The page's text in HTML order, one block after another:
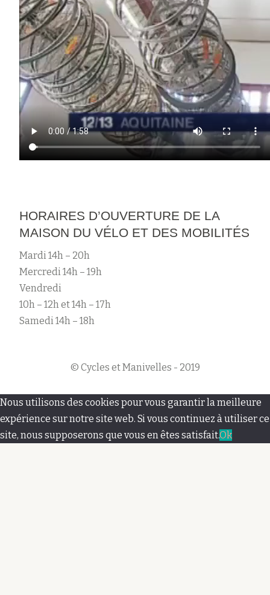
HORAIRES D’OUVERTURE DE LA
MAISON DU VÉLO ET DES MOBILITÉS
Mardi 14h – 20h
Mercredi 14h – 19h
Vendredi
10h – 12h et 14h – 17h
Samedi 14h – 18h
© Cycles et Manivelles - 2019
M
e
n
Nous utilisons des cookies pour vous garantir la meilleure
expérience sur notre site web. Si vous continuez à utiliser ce
site, nous supposerons que vous en êtes satisfait.Ok